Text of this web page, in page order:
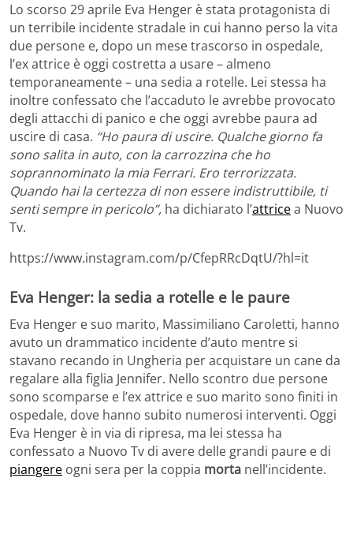
Lo scorso 29 aprile Eva Henger è stata protagonista di
un terribile incidente stradale in cui hanno perso la vita
due persone e, dopo un mese trascorso in ospedale,
l’ex attrice è oggi costretta a usare – almeno
temporaneamente – una sedia a rotelle. Lei stessa ha
inoltre confessato che l’accaduto le avrebbe provocato
degli attacchi di panico e che oggi avrebbe paura ad
uscire di casa. “Ho paura di uscire. Qualche giorno fa
sono salita in auto, con la carrozzina che ho
soprannominato la mia Ferrari. Ero terrorizzata.
Quando hai la certezza di non essere indistruttibile, ti
senti sempre in pericolo”, ha dichiarato l’attricea Nuovo
Tv.
https://www.instagram.com/p/CfepRRcDqtU/?hl=it
Eva Henger: la sedia a rotelle e le paure
Eva Henger e suo marito, Massimiliano Caroletti, hanno
avuto un drammatico incidente d’auto mentre si
stavano recando in Ungheria per acquistare un cane da
regalare alla figlia Jennifer. Nello scontro due persone
sono scomparse e l’ex attrice e suo marito sono finiti in
ospedale, dove hanno subito numerosi interventi. Oggi
Eva Henger è in via di ripresa, ma lei stessa ha
confessato a Nuovo Tv di avere delle grandi paure e di
piangere ogni sera per la coppia morta nell’incidente.